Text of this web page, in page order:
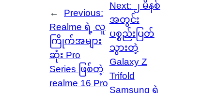
←
Previous:
Realme ရဲ့ လူ
ကြိုက်အများ
ဆုံး Pro
Series ဖြစ်တဲ့
realme 16 Pro
Next:
၂ မိနစ်
အတွင်း
ပစ္စည်းပြတ်
သွားတဲ့
Galaxy Z
Trifold
Samsung ရဲ့